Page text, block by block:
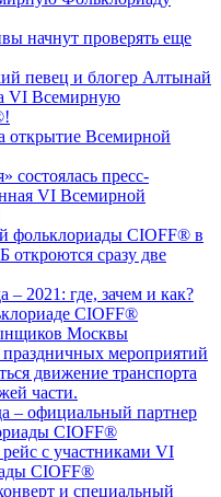
начнут проверять еще
певец и блогер Алтынай
VI Всемирную
открытие Всемирной
состоялась пресс-
VI Всемирной
фольклориады CIOFF® в
откроются сразу две
2021: где, зачем и как?
CIOFF®️
Москвы
мероприятий
движение транспорта
части.
– официальный партнер
CIOFF®️
с участниками VI
CIOFF®️
и специальный